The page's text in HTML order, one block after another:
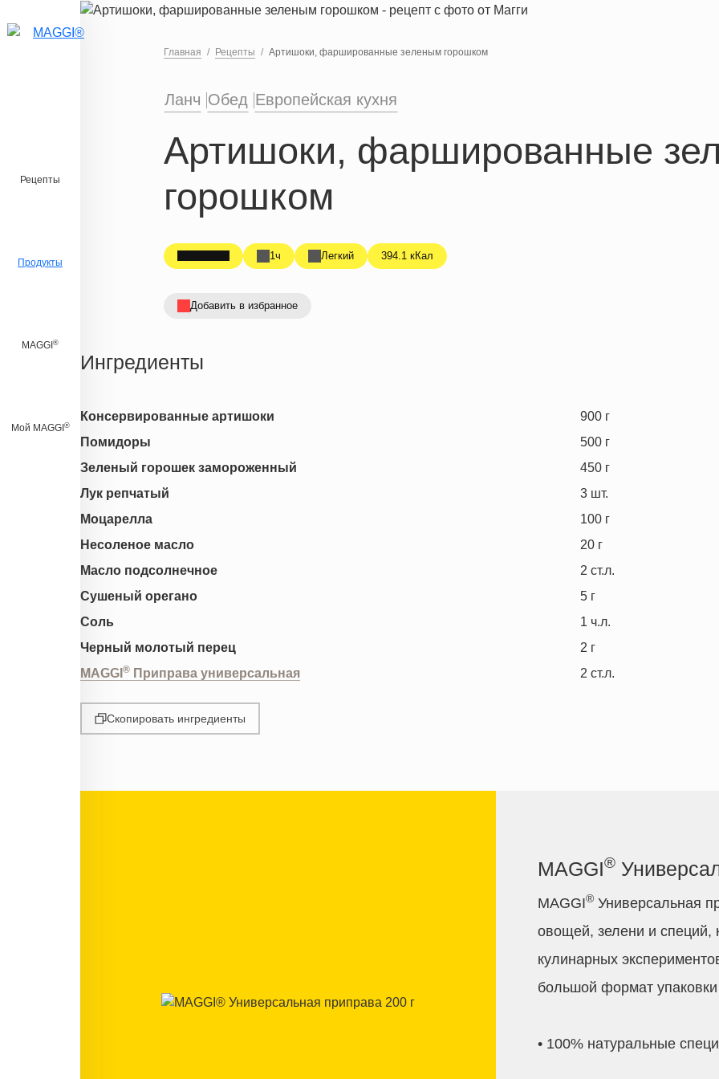
Перейти к основному содержанию
Рецепты
Продукты
MAGGI ®
Мой MAGGI ®
Главная Рецепты Артишоки, фаршированные зеленым горошком
Ланч Обед Европейская кухня
Артишоки, фаршированные
горошком
1ч Легкий 394.1 кКал
Добавить в избранное
Ингредиенты
Консервированные артишоки 900 г
Помидоры
500 г
Зеленый горошек замороженный
450 г
Лук репчатый
3 шт.
Моцарелла
100 г
Несоленое масло
20 г
Масло подсолнечное
2 ст.л.
Сушеный орегано
5 г
Соль
1 ч.л.
Черный молотый перец
2 г
MAGGI ® Приправа универсальная 2 ст.л.
Скопировать ингредиенты
MAGGI®
MAGGI® Универсальная
овощей, зелени и специй,
кулинарных
большой формат
• 100% натуральные